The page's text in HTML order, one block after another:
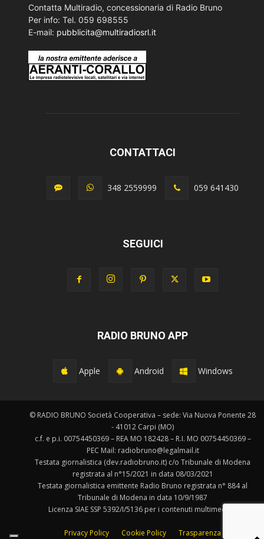
Contatta Multiradio, concessionaria di Radio Bruno
Per info: Tel. 059 698555
E-mail: pubblicita@multiradiosrl.it
CONTATTACI
348 2559999 059 641430
SEGUICI
RADIO BRUNO APP
Apple Android Windows
© RADIO BRUNO Società Cooperativa – sede: Via Nuova Ponente 28
- 41012 Carpi (MO)
c.f. e p.i. 00754450369 – REA MO 182428 – R.I. MO 00754450369 –
PEC Mail: radiobruno@legalmail.it
Testata giornalistica (dev.radiobruno.it) c/o Tribunale di Modena
registrata al n°15/2021 in data 08/03/2021
Testata giornalistica emittente Radio Bruno registrata n° 884 al
Tribunale di Modena in data 10/9/1987
Licenza SIAE SSP 5392/I/5136 per i contenuti multimediali.
Privacy Policy Cookie Policy Trasparenza